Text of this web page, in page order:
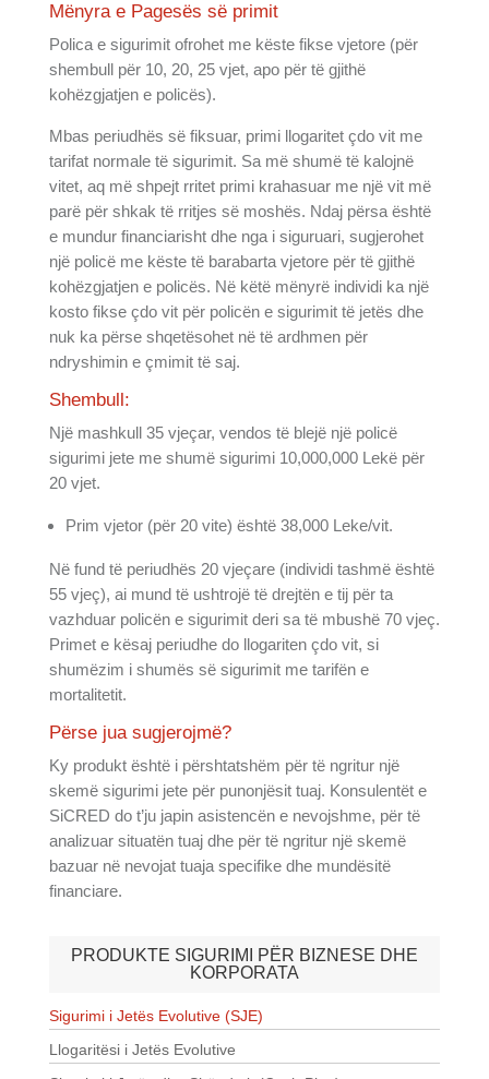
Mënyra e Pagesës së primit
Polica e sigurimit ofrohet me këste fikse vjetore (për
shembull për 10, 20, 25 vjet, apo për të gjithë
kohëzgjatjen e policës).
Mbas periudhës së fiksuar, primi llogaritet çdo vit me
tarifat normale të sigurimit. Sa më shumë të kalojnë
vitet, aq më shpejt rritet primi krahasuar me një vit më
parë për shkak të rritjes së moshës. Ndaj përsa është
e mundur financiarisht dhe nga i siguruari, sugjerohet
një policë me këste të barabarta vjetore për të gjithë
kohëzgjatjen e policës. Në këtë mënyrë individi ka një
kosto fikse çdo vit për policën e sigurimit të jetës dhe
nuk ka përse shqetësohet në të ardhmen për
ndryshimin e çmimit të saj.
Shembull:
Një mashkull 35 vjeçar, vendos të blejë një policë
sigurimi jete me shumë sigurimi 10,000,000 Lekë për
20 vjet.
Prim vjetor (për 20 vite) është 38,000 Leke/vit.
Në fund të periudhës 20 vjeçare (individi tashmë është
55 vjeç), ai mund të ushtrojë të drejtën e tij për ta
vazhduar policën e sigurimit deri sa të mbushë 70 vjeç.
Primet e kësaj periudhe do llogariten çdo vit, si
shumëzim i shumës së sigurimit me tarifën e
mortalitetit.
Përse jua sugjerojmë?
Ky produkt është i përshtatshëm për të ngritur një
skemë sigurimi jete për punonjësit tuaj. Konsulentët e
SiCRED do t’ju japin asistencën e nevojshme, për të
analizuar situatën tuaj dhe për të ngritur një skemë
bazuar në nevojat tuaja specifike dhe mundësitë
financiare.
PRODUKTE SIGURIMI PËR BIZNESE DHE
KORPORATA
Sigurimi i Jetës Evolutive (SJE)
Llogaritësi i Jetës Evolutive